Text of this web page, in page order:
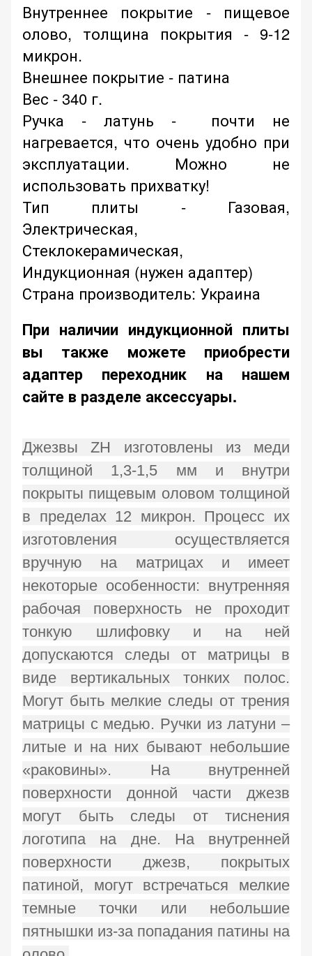
Внутреннее покрытие - пищевое
олово, толщина покрытия - 9-12
микрон.
Внешнее покрытие - патина
Вес - 340 г.
Ручка - латунь - почти не
нагревается, что очень удобно при
эксплуатации. Можно не
использовать прихватку!
Тип плиты - Газовая,
Электрическая,
Стеклокерамическая,
Индукционная (нужен адаптер)
Страна производитель: Украина
При наличии индукционной плиты
вы также можете приобрести
адаптер переходник на нашем
сайте в разделе аксессуары.
Джезвы ZH изготовлены из меди
толщиной 1,3-1,5 мм и внутри
покрыты пищевым оловом толщиной
в пределах 12 микрон. Процесс их
изготовления осуществляется
вручную на матрицах и имеет
некоторые особенности: внутренняя
рабочая поверхность не проходит
тонкую шлифовку и на ней
допускаются следы от матрицы в
виде вертикальных тонких полос.
Могут быть мелкие следы от трения
матрицы с медью. Ручки из латуни –
литые и на них бывают небольшие
«раковины». На внутренней
поверхности донной части джезв
могут быть следы от тиснения
логотипа на дне. На внутренней
поверхности джезв, покрытых
патиной, могут встречаться мелкие
темные точки или небольшие
пятнышки из-за попадания патины на